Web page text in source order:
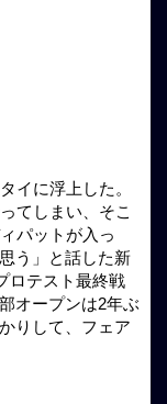
イに浮上した。
てしまい、そこ
パットが入っ
う」と話した新
ロテスト最終戦
オープンは2年ぶ
りして、フェア